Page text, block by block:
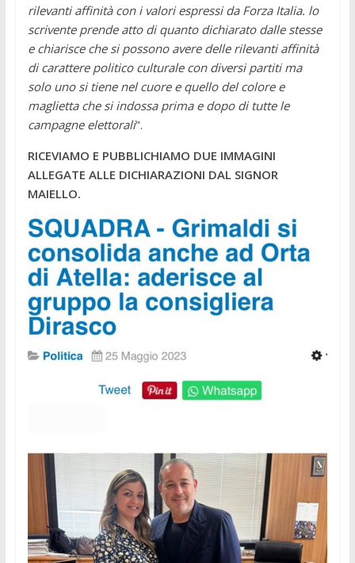
rilevanti affinità con i valori espressi da Forza Italia. lo
scrivente prende atto di quanto dichiarato dalle stesse
e chiarisce che si possono avere delle rilevanti affinità
di carattere politico culturale con diversi partiti ma
solo uno si tiene nel cuore e quello del colore e
maglietta che si indossa prima e dopo di tutte le
campagne elettorali".
RICEVIAMO E PUBBLICHIAMO DUE IMMAGINI
ALLEGATE ALLE DICHIARAZIONI DAL SIGNOR
MAIELLO.